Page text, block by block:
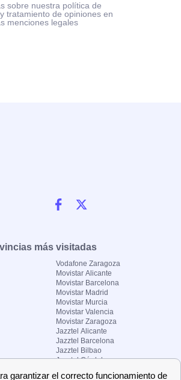
sobre nuestra política de
tratamiento de opiniones en
menciones legales
más visitadas
Vodafone Zaragoza
Movistar Alicante
Movistar Barcelona
Movistar Madrid
Movistar Murcia
Movistar Valencia
Movistar Zaragoza
Jazztel Alicante
Jazztel Barcelona
Jazztel Bilbao
Jazztel Córdoba